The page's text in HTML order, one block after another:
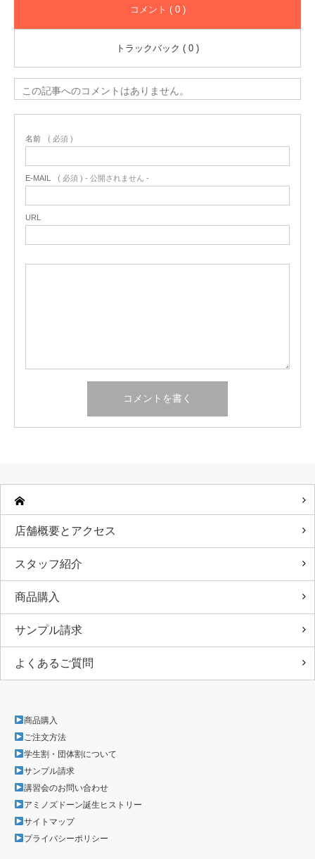
コメント ( 0 )
トラックバック ( 0 )
この記事へのコメントはありません。
名前 ( 必須 )
E-MAIL ( 必須 ) - 公開されません -
URL
店舗概要とアクセス
スタッフ紹介
商品購入
サンプル請求
よくあるご質問
商品購入
ご注文方法
学生割・団体割について
サンプル請求
講習会のお問い合わせ
アミノズドーン誕生ヒストリー
サイトマップ
プライバシーポリシー